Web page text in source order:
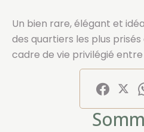
Un bien rare, élégant et
des quartiers les plus
cadre de vie privilégié